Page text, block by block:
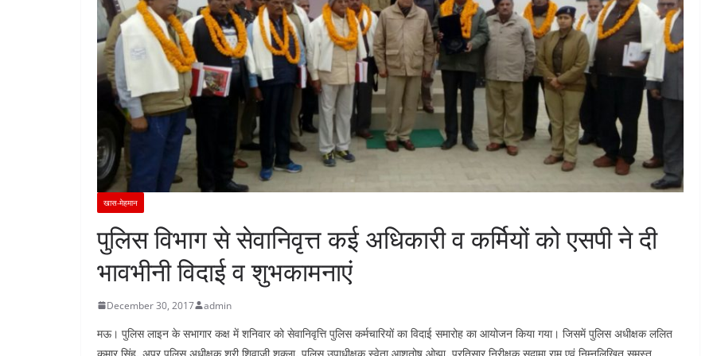
खास-मेहमान
पुलिस विभाग से सेवानिवृत्त कई अधिकारी व कर्मियों को एसपी ने दी
भावभीनी विदाई व शुभकामनाएं
December 30, 2017 admin
मऊ। पुलिस लाइन के सभागार कक्ष में शनिवार को सेवानिवृत्ति पुलिस कर्मचारियों का विदाई समारोह का आयोजन किया गया। जिसमें पुलिस अधीक्षक ललित
कुमार सिंह, अपर पुलिस अधीक्षक श्री शिवाजी शुक्ला, पुलिस उपाधीक्षक स्वेता आशुतोष ओझा, प्रतिसार निरीक्षक सुदामा राम एवं निम्नलिखित समस्त